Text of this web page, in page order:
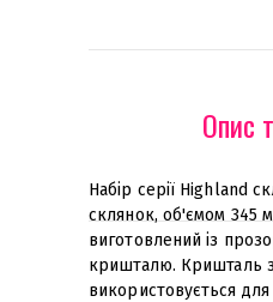
Опис
Набір серії Highland
склянок, об'ємом 345
виготовлений із
кришталю. Кришталь
використовується